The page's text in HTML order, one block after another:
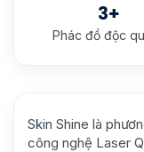
3+
Phác đồ độc
Skin Shine là
công nghệ Laser